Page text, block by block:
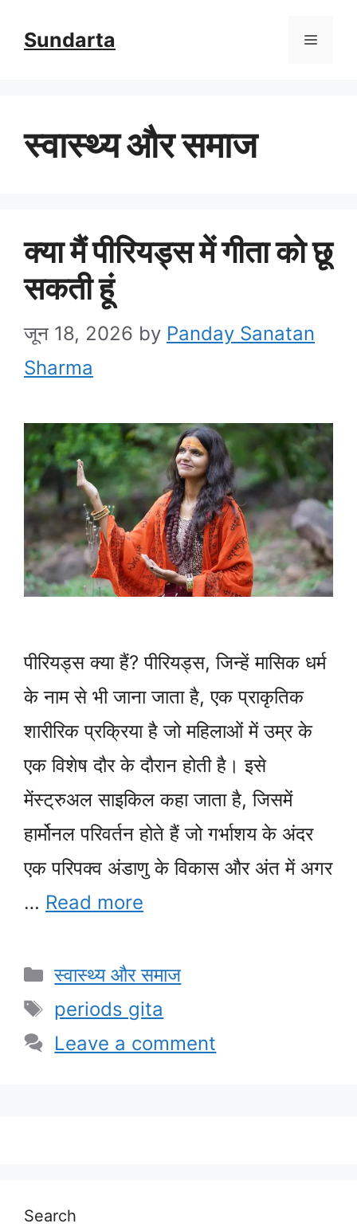
Sundarta Menu
स्वास्थ्य और समाज
क्या मैं पीरियड्स में गीता को छू
सकती हूं
जून 18, 2026 by Panday Sanatan
Sharma
पीरियड्स क्या हैं? पीरियड्स, जिन्हें मासिक धर्म
के नाम से भी जाना जाता है, एक प्राकृतिक
शारीरिक प्रक्रिया है जो महिलाओं में उम्र के
एक विशेष दौर के दौरान होती है। इसे
मेंस्ट्रुअल साइकिल कहा जाता है, जिसमें
हार्मोनल परिवर्तन होते हैं जो गर्भाशय के अंदर
एक परिपक्व अंडाणु के विकास और अंत में अगर
… Read more
Categories
स्वास्थ्य और समाज
Tags
periods gita
Leave a comment
Search